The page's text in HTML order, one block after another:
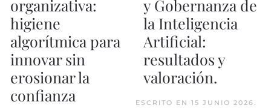
organizativa:
higiene
algorítmica para
innovar sin
erosionar la
confianza
y Gobernanza de
la Inteligencia
Artificial:
resultados y
valoración.
ESCRITO EN 15 JUNIO 2026.